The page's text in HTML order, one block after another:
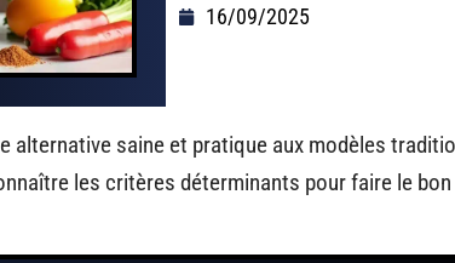
16/09/2025
alternative saine et pratique aux modèles
les critères déterminants pour faire le